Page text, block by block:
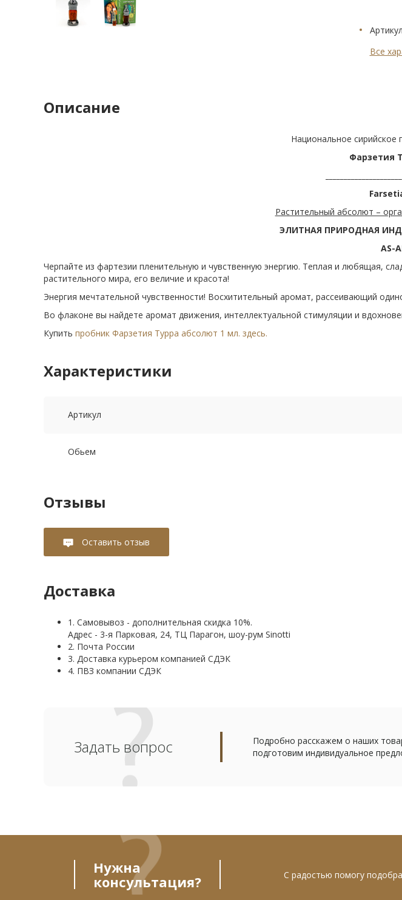
Все
Описание
Национальное сирийское
Фарзетия
Растительный абсолют –
ЭЛИТНАЯ ПРИРОДНАЯ
AS-
Черпайте из фартезии пленительную и чувственную энергию. Теплая и любящая,
растительного мира, его величие и красота!
Энергия мечтательной чувственности! Восхитительный аромат, рассеивающий
Во флаконе вы найдете аромат движения, интеллектуальной стимуляции и
Купить пробник Фарзетия Турра абсолют 1 мл. здесь.
Характеристики
Артикул
Обьем
Отзывы
Оставить отзыв
Доставка
1. Самовывоз - дополнительная скидка 10%.
Адрес - 3-я Парковая, 24, ТЦ Парагон, шоу-рум Sinotti
2. Почта России
3. Доставка курьером компанией СДЭК
4. ПВЗ компании СДЭК
Задать вопрос
Подробно расскажем о наших
подготовим индивидуальное
Нужна
консультация?
С радостью помогу